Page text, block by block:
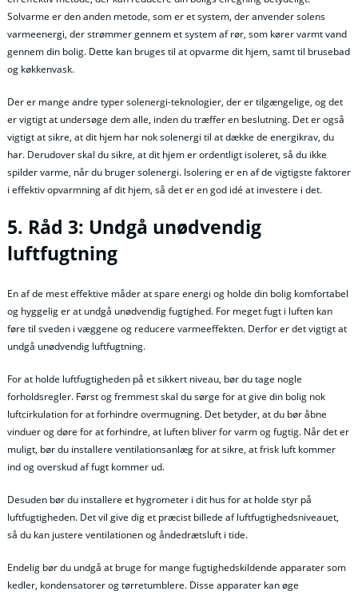
Solvarme er den anden metode, som er et system, der anvender solens
varmeenergi, der strømmer gennem et system af rør, som kører varmt vand
gennem din bolig. Dette kan bruges til at opvarme dit hjem, samt til brusebad
og køkkenvask.
Der er mange andre typer solenergi-teknologier, der er tilgængelige, og det
er vigtigt at undersøge dem alle, inden du træffer en beslutning. Det er også
vigtigt at sikre, at dit hjem har nok solenergi til at dække de energikrav, du
har. Derudover skal du sikre, at dit hjem er ordentligt isoleret, så du ikke
spilder varme, når du bruger solenergi. Isolering er en af de vigtigste faktorer
i effektiv opvarmning af dit hjem, så det er en god idé at investere i det.
5. Råd 3: Undgå unødvendig
luftfugtning
En af de mest effektive måder at spare energi og holde din bolig komfortabel
og hyggelig er at undgå unødvendig fugtighed. For meget fugt i luften kan
føre til sveden i væggene og reducere varmeeffekten. Derfor er det vigtigt at
undgå unødvendig luftfugtning.
For at holde luftfugtigheden på et sikkert niveau, bør du tage nogle
forholdsregler. Først og fremmest skal du sørge for at give din bolig nok
luftcirkulation for at forhindre overmugning. Det betyder, at du bør åbne
vinduer og døre for at forhindre, at luften bliver for varm og fugtig. Når det er
muligt, bør du installere ventilationsanlæg for at sikre, at frisk luft kommer
ind og overskud af fugt kommer ud.
Desuden bør du installere et hygrometer i dit hus for at holde styr på
luftfugtigheden. Det vil give dig et præcist billede af luftfugtighedsniveauet,
så du kan justere ventilationen og åndedrætsluft i tide.
Endelig bør du undgå at bruge for mange fugtighedskildende apparater som
kedler, kondensatorer og tørretumblere. Disse apparater kan øge